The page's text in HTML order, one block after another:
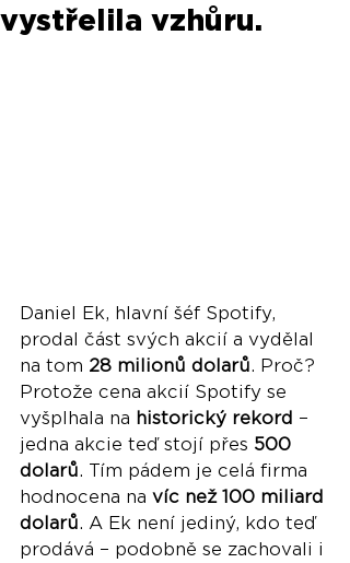
vystřelila vzhůru.
Daniel Ek, hlavní šéf Spotify,
prodal část svých akcií a vydělal
na tom 28 milionů dolarů. Proč?
Protože cena akcií Spotify se
vyšplhala na historický rekord –
jedna akcie teď stojí přes 500
dolarů. Tím pádem je celá firma
hodnocena na víc než 100 miliard
dolarů. A Ek není jediný, kdo teď
prodává – podobně se zachovali i